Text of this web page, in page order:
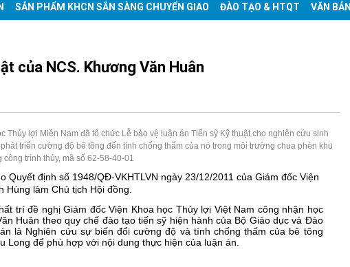
SẢN PHẨM KHCN SẴN SÀNG CHUYỂN GIAO ĐÀO TẠO & HTQT VĂN BẢN
của NCS. Khương Văn Huân
Thủy lợi Miền Nam đã tổ chức Lễ bảo vệ luận án Tiến sỹ Kỹ thuật cho nghiên cứu sinh
triển cường độ bê tông đến tính chống thấm của nó trong môi trường chua phèn khu
trình thủy, mã số 62-58-40-01
Quyết định số 1948/QĐ-VKHTLVN ngày 23/12/2011 của Giám đốc Viện
Hùng làm Chủ tịch Hội đồng.
trí đề nghị Giám đốc Viện Khoa học Thủy lợi Việt Nam công nhận học
Huân theo quy chế đào tạo tiến sỹ hiện hành của Bộ Giáo dục và Đào
là Nghiên cứu sự biến đổi cường độ và tính chống thấm của bê tông
để phù hợp với nội dung thực hiện của luận án.